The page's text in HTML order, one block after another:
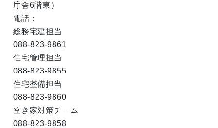
庁舎6階東）
電話：
総務宅建担当
088-823-9861
住宅管理担当
088-823-9855
住宅整備担当
088-823-9860
空き家対策チーム
088-823-9858